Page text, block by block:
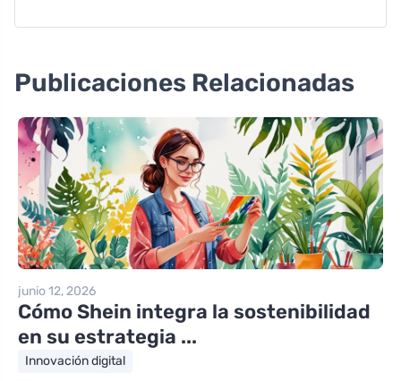
Publicaciones Relacionadas
junio 12, 2026
Cómo Shein integra la sostenibilidad
en su estrategia ...
Innovación digital